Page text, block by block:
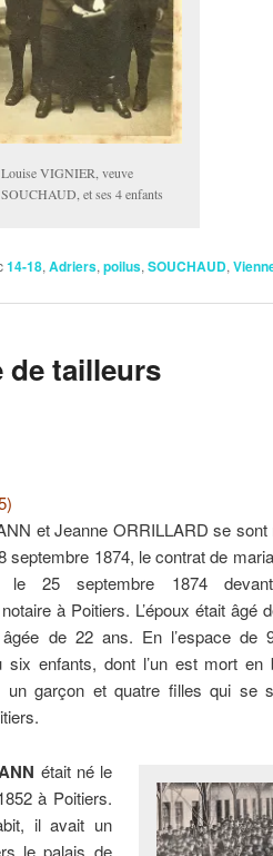
Louise VIGNIER, veuve
SOUCHAUD, et ses 4 enfants
14-18, Adriers, poilus, SOUCHAUD,
de tailleurs
et Jeanne ORRILLARD se
septembre 1874, le contrat de
le 25 septembre 1874
à Poitiers. L’époux était âgé
âgée de 22 ans. En l’espace de
six enfants, dont l’un est mort en
un garçon et quatre filles qui se
était né le
à Poitiers.
il avait un
le palais de